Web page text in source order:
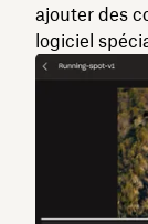
ajouter des
logiciel